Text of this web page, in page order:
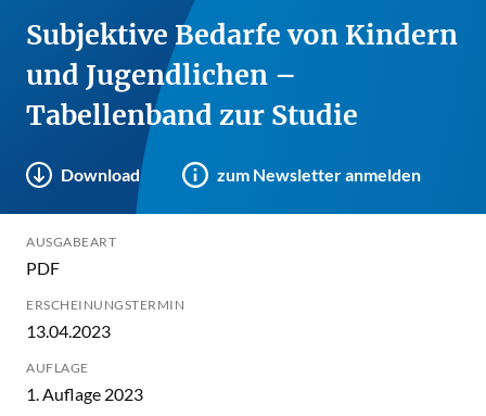
Subjektive Bedarfe von Kindern
und Jugendlichen –
Tabellenband zur Studie
Download zum Newsletter anmelden
AUSGABEART
PDF
ERSCHEINUNGSTERMIN
13.04.2023
AUFLAGE
1. Auflage 2023